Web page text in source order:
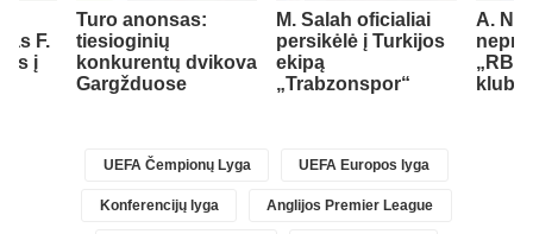
F.
į
Turo anonsas:
tiesioginių
konkurentų dvikova
Gargžduose
M. Salah oficialiai
persikėlė į Turkijos
ekipą
„Trabzonspor“
A.
„RB
UEFA Čempionų Lyga UEFA Europos lyga
Konferencijų lyga Anglijos Premier League